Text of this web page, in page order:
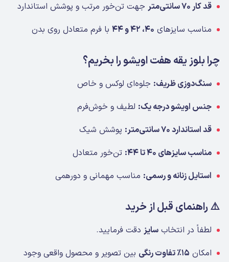
قد کار ۷۰ سانتی‌متر
جهت تن‌خور مرتب و پوشش استاندارد
مناسب سایزهای ۴۰، ۴۲ و ۴۴ با فرم متعادل روی بدن
چرا بلوز یقه هفت اویشو را بخریم؟
سنگ‌دوزی ظریف: جلوه‌ای لوکس و خاص
جنس اویشو درجه یک: لطیف و خوش‌فرم
قد استاندارد ۷۰ سانتی‌متر:
پوشش شیک
مناسب سایزهای ۴۰ تا ۴۴:
تن‌خور متعادل
استایل زنانه و رسمی: مناسب مهمانی و دورهمی
⚠️ راهنمای قبل از خرید
لطفاً در انتخاب سایزدقت فرمایید.
امکان ۱۵٪ تفاوت رنگی
بین تصویر و محصول واقعی وجود